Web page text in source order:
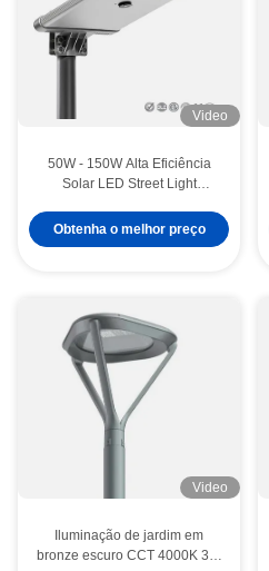
Video
50W - 150W Alta Eficiência
Solar LED Street Light
urbanas, luzes de
estacionamento
Obtenha o melhor preço
Video
Iluminação de jardim em
bronze escuro CCT 4000K 30-